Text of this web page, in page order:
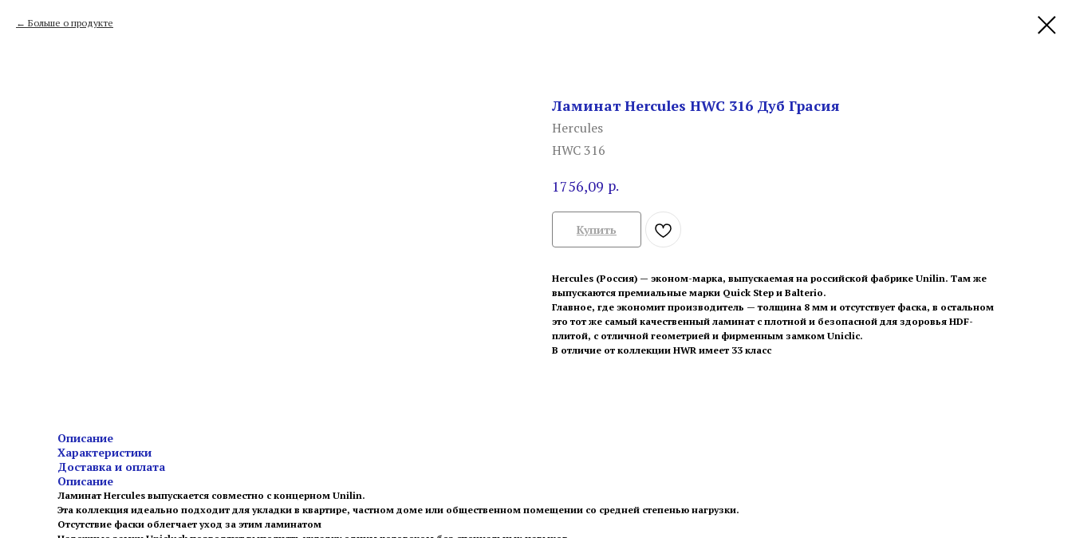
Больше о продукте
Ламинат Hercules HWC 316 Дуб Грасия
Hercules
HWC 316
1756,09 р.
Купить
Hercules (Россия) — эконом-марка, выпускаемая на российской фабрике Unilin. Там же
выпускаются премиальные марки Quick Step и Balterio.
Главное, где экономит производитель — толщина 8 мм и отсутствует фаска, в остальном
это тот же самый качественный ламинат с плотной и безопасной для здоровья HDF-
плитой, с отличной геометрией и фирменным замком Uniclic.
В отличие от коллекции HWR имеет 33 класс
Описание
Характеристики
Доставка и оплата
Описание
Ламинат Нercules выпускается совместно с концерном Unilin.
Эта коллекция идеально подходит для укладки в квартире, частном доме или общественном помещении со средней степенью нагрузки.
Отсутствие фаски облегчает уход за этим ламинатом